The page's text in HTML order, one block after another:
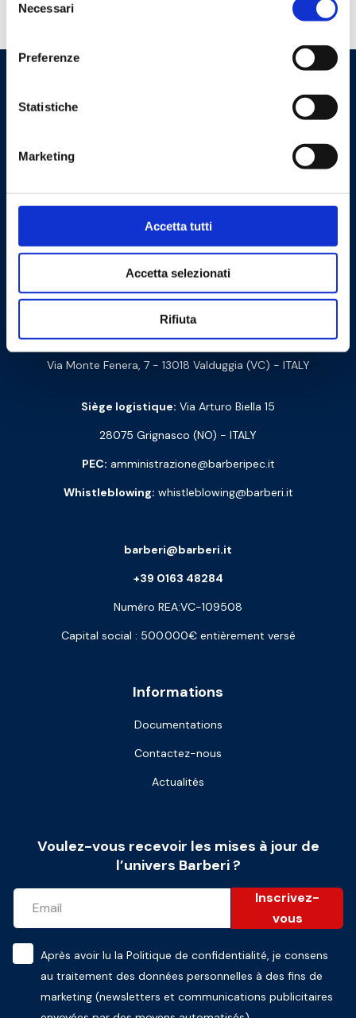
delNecessari
Preferenze
Statistiche
Marketing
Accetta tutti
Accetta selezionati
Rifiuta
Cookie Policy Privacy Policy
Contactez-nous
Code d’identif. Fiscale et code TVA : 00252070024
Via Monte Fenera, 7 - 13018 Valduggia (VC) - ITALY
Siège logistique: Via Arturo Biella 15
28075 Grignasco (NO) - ITALY
PEC: amministrazione@barberipec.it
Whistleblowing: whistleblowing@barberi.it
Informations
Documentations
Contactez-nous
Actualités
barberi@barberi.it
+39 0163 48284
Numéro REA:VC-109508
Capital social : 500.000€ entièrement versé
Voulez-vous recevoir les mises à jour de
l’univers Barberi ?
Inscrivez-
vous
Après avoir lu la Politique de confidentialité, je consens
au traitement des données personnelles à des fins de
marketing (newsletters et communications publicitaires